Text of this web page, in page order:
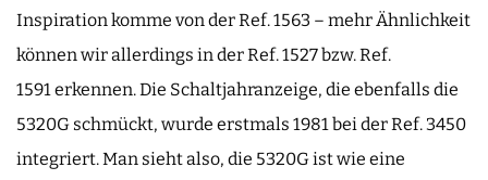
Inspiration komme von der Ref. 1563 – mehr Ähnlichkeit
können wir allerdings in der Ref. 1527 bzw. Ref.
1591 erkennen. Die Schaltjahranzeige, die ebenfalls die
5320G schmückt, wurde erstmals 1981 bei der Ref. 3450
integriert. Man sieht also, die 5320G ist wie eine